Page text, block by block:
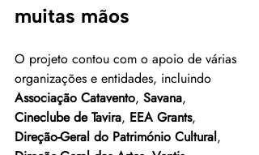
muitas mãos
O projeto contou com o apoio de várias
organizações e entidades, incluindo
Associação Catavento, Savana,
Cineclube de Tavira, EEA Grants,
Direção‑Geral do Património Cultural,